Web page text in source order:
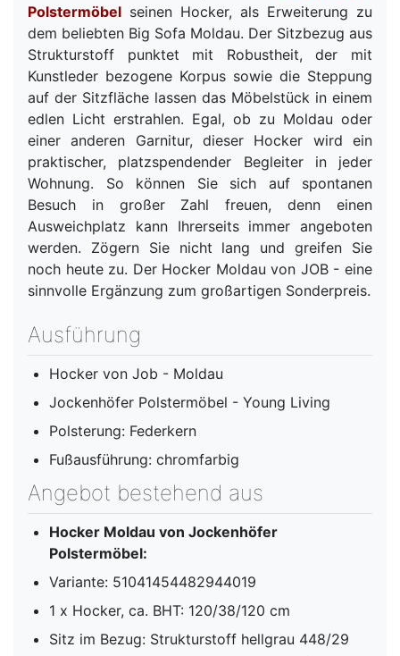
Polstermöbel seinen Hocker, als Erweiterung zu
dem beliebten Big Sofa Moldau. Der Sitzbezug aus
Strukturstoff punktet mit Robustheit, der mit
Kunstleder bezogene Korpus sowie die Steppung
auf der Sitzfläche lassen das Möbelstück in einem
edlen Licht erstrahlen. Egal, ob zu Moldau oder
einer anderen Garnitur, dieser Hocker wird ein
praktischer, platzspendender Begleiter in jeder
Wohnung. So können Sie sich auf spontanen
Besuch in großer Zahl freuen, denn einen
Ausweichplatz kann Ihrerseits immer angeboten
werden. Zögern Sie nicht lang und greifen Sie
noch heute zu. Der Hocker Moldau von JOB - eine
sinnvolle Ergänzung zum großartigen Sonderpreis.
Ausführung
Hocker von Job - Moldau
Jockenhöfer Polstermöbel - Young Living
Polsterung: Federkern
Fußausführung: chromfarbig
Angebot bestehend aus
Hocker Moldau von Jockenhöfer
Polstermöbel:
Variante: 51041454482944019
1 x Hocker, ca. BHT: 120/38/120 cm
Sitz im Bezug: Strukturstoff hellgrau 448/29